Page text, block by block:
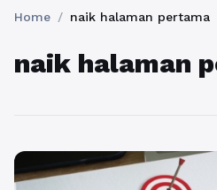
Home / naik halaman pertama
naik halaman